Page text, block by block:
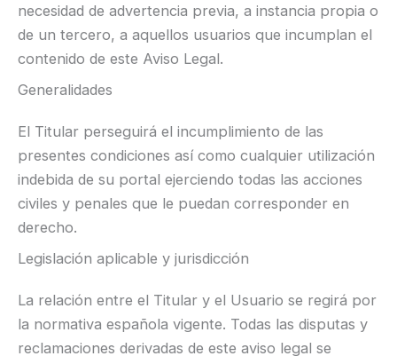
necesidad de advertencia previa, a instancia propia o
de un tercero, a aquellos usuarios que incumplan el
contenido de este Aviso Legal.
Generalidades
El Titular perseguirá el incumplimiento de las
presentes condiciones así como cualquier utilización
indebida de su portal ejerciendo todas las acciones
civiles y penales que le puedan corresponder en
derecho.
Legislación aplicable y jurisdicción
La relación entre el Titular y el Usuario se regirá por
la normativa española vigente. Todas las disputas y
reclamaciones derivadas de este aviso legal se